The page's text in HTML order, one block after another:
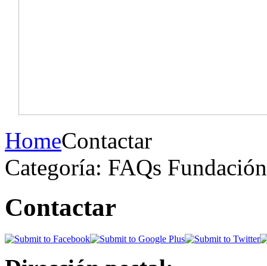
HomeContactar
Categoría: FAQs Fundación
Contactar